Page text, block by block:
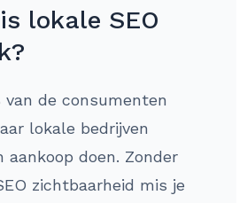
lokale SEO
van de consumenten
lokale bedrijven
aankoop doen. Zonder
zichtbaarheid mis je